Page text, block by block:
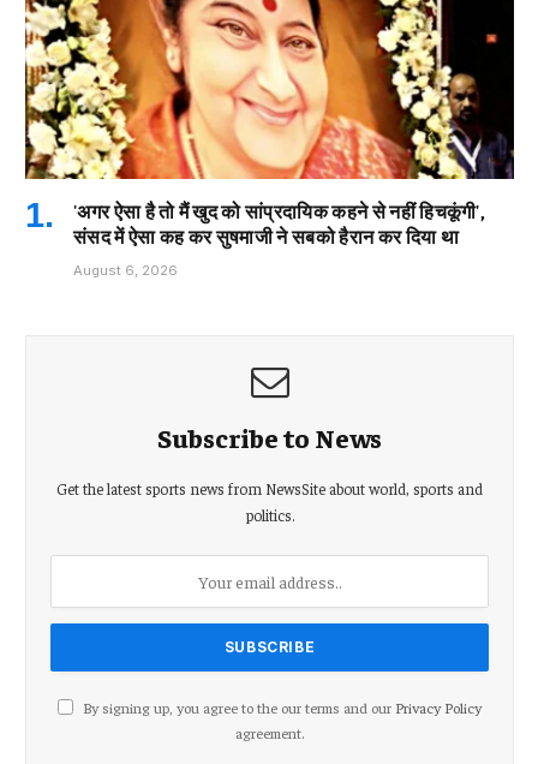
'अगर ऐसा है तो मैं खुद को सांप्रदायिक कहने से नहीं हिचकूंगी',
संसद में ऐसा कह कर सुषमाजी ने सबको हैरान कर दिया था
August 6, 2026
Subscribe to News
Get the latest sports news from NewsSite about world, sports and
politics.
By signing up, you agree to the our terms and our Privacy Policy
agreement.